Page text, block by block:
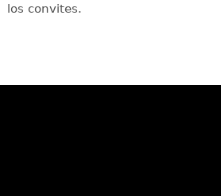
los convites.